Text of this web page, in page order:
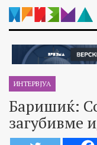
ИНТЕРВЈУА
Баришиќ:
загубивме